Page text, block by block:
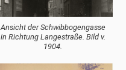
Ansicht der Schwibbogengasse
in Richtung Langestraße. Bild v.
1904.